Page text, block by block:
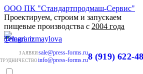
ООО ПК "Стандартпродмаш-Сервис"
Проектируем, строим и запускаем
пищевые производства с 2004 года
ЗАЯВКИ sale@press-forms.ru
info@press-forms.ru8 (919) 622-